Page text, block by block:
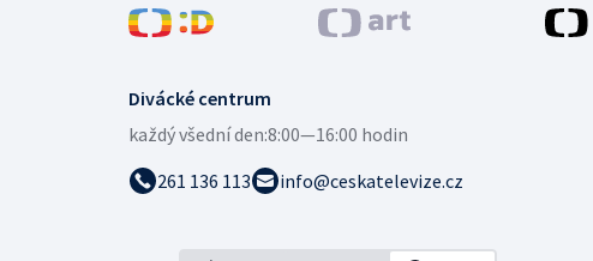
Divácké centrum
každý všední den:8:00—16:00 hodin
261 136 113
info@ceskatelevize.cz